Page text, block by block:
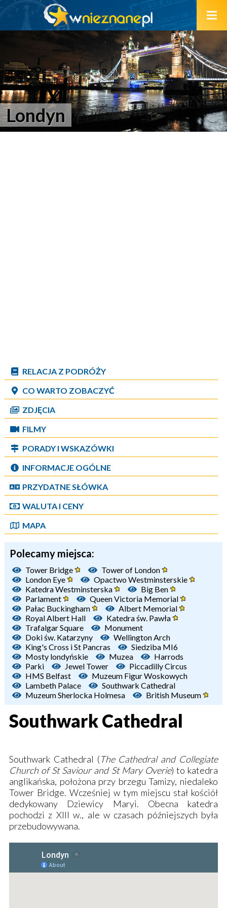
Londyn
RELACJA Z PODRÓŻY
CO WARTO ZOBACZYĆ
ZDJĘCIA
FILMY
PORADY I WSKAZÓWKI
INFORMACJE OGÓLNE
PRZYDATNE SŁÓWKA
WALUTA I CENY
MAPA
Polecamy miejsca:
Tower Bridge
Tower of London
London Eye
Opactwo Westminsterskie
Katedra Westminsterska
Big Ben
Parlament
Queen Victoria Memorial
Pałac Buckingham
Albert Memorial
Royal Albert Hall
Katedra św. Pawła
Trafalgar Square
Monument
Doki św. Katarzyny
Wellington Arch
King's Cross i St Pancras
Siedziba MI6
Mosty londyńskie
Muzea
Harrods
Parki
Jewel Tower
Piccadilly Circus
HMS Belfast
Muzeum Figur Woskowych
Lambeth Palace
Southwark Cathedral
Muzeum Sherlocka Holmesa
British Museum
Southwark Cathedral
Southwark Cathedral (The Cathedral and Collegiate
Church of St Saviour and St Mary Overie) to katedra
anglikańska, położona przy brzegu Tamizy, niedaleko
Tower Bridge. Wcześniej w tym miejscu stał kościół
dedykowany Dziewicy Maryi. Obecna katedra
pochodzi z XIII w., ale w czasach późniejszych była
przebudowywana.